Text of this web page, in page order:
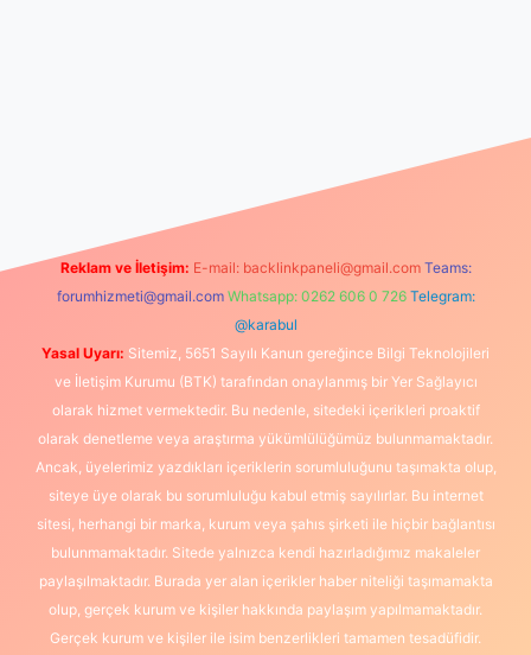
Reklam ve İletişim: E-mail: backlinkpaneli@gmail.com Teams:
forumhizmeti@gmail.com Whatsapp: 0262 606 0 726 Telegram:
@karabul
Yasal Uyarı: Sitemiz, 5651 Sayılı Kanun gereğince Bilgi Teknolojileri
ve İletişim Kurumu (BTK) tarafından onaylanmış bir Yer Sağlayıcı
olarak hizmet vermektedir. Bu nedenle, sitedeki içerikleri proaktif
olarak denetleme veya araştırma yükümlülüğümüz bulunmamaktadır.
Ancak, üyelerimiz yazdıkları içeriklerin sorumluluğunu taşımakta olup,
siteye üye olarak bu sorumluluğu kabul etmiş sayılırlar. Bu internet
sitesi, herhangi bir marka, kurum veya şahıs şirketi ile hiçbir bağlantısı
bulunmamaktadır. Sitede yalnızca kendi hazırladığımız makaleler
paylaşılmaktadır. Burada yer alan içerikler haber niteliği taşımamakta
olup, gerçek kurum ve kişiler hakkında paylaşım yapılmamaktadır.
Gerçek kurum ve kişiler ile isim benzerlikleri tamamen tesadüfidir.